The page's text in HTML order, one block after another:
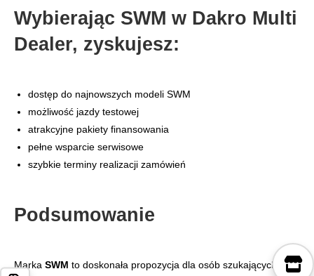
Wybierając SWM w Dakro Multi
Dealer, zyskujesz:
dostęp do najnowszych modeli SWM
możliwość jazdy testowej
atrakcyjne pakiety finansowania
pełne wsparcie serwisowe
szybkie terminy realizacji zamówień
Podsumowanie
Marka SWM to doskonała propozycja dla osób szukających